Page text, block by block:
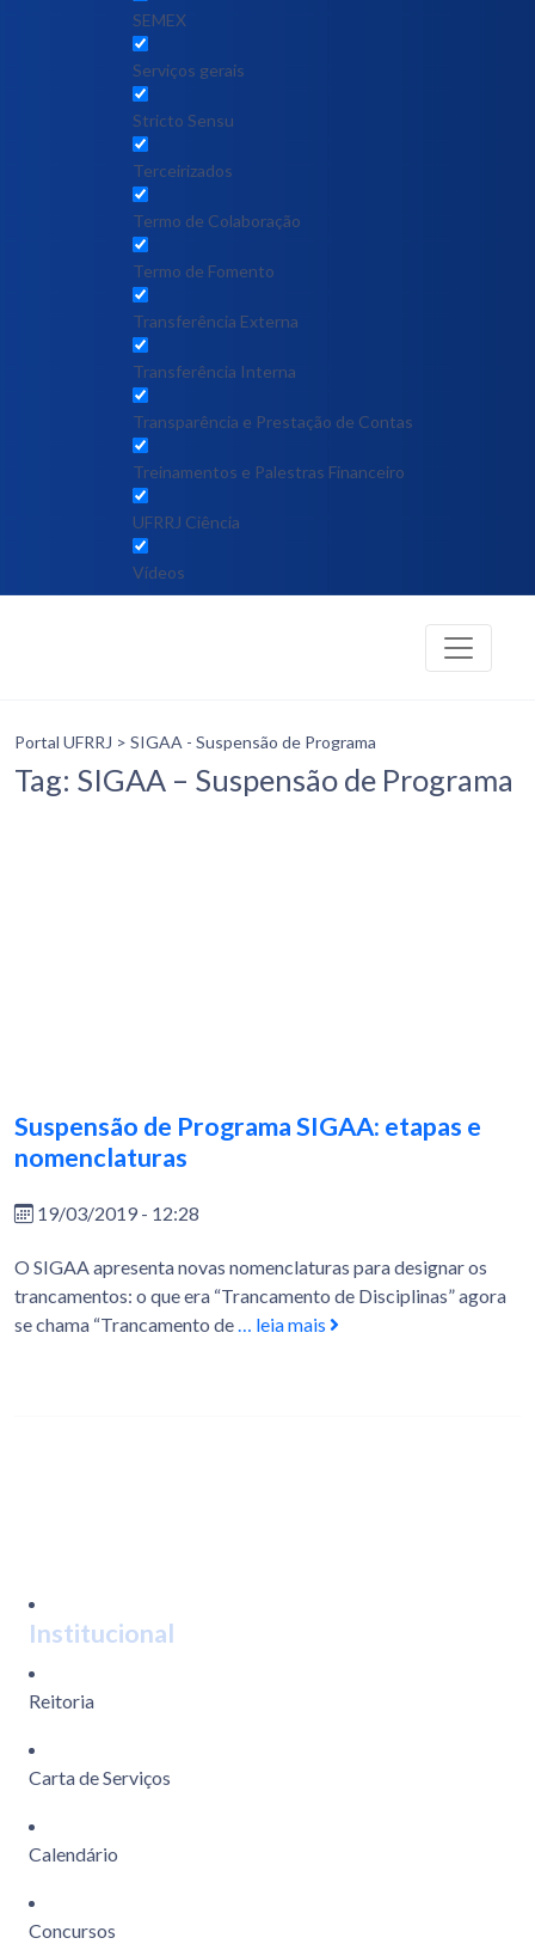
SEMEX
Serviços gerais
Stricto Sensu
Terceirizados
Termo de Colaboração
Termo de Fomento
Transferência Externa
Transferência Interna
Transparência e Prestação de Contas
Treinamentos e Palestras Financeiro
UFRRJ Ciência
Vídeos
Portal UFRRJ > SIGAA - Suspensão de Programa
Tag: SIGAA – Suspensão de Programa
Suspensão de Programa SIGAA: etapas e
nomenclaturas
19/03/2019 - 12:28
O SIGAA apresenta novas nomenclaturas para designar os
trancamentos: o que era “Trancamento de Disciplinas” agora
se chama “Trancamento de… leia mais
Institucional
Reitoria
Carta de Serviços
Calendário
Concursos